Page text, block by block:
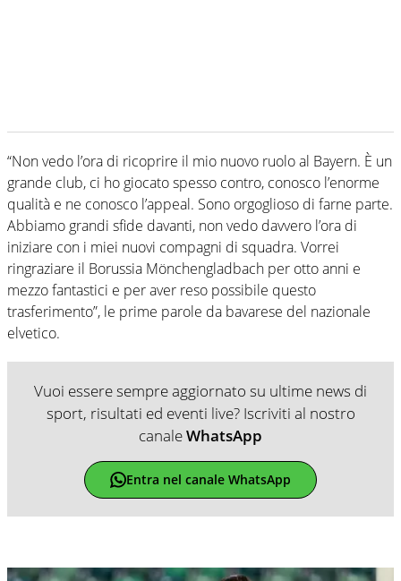
“Non vedo l’ora di ricoprire il mio nuovo ruolo al Bayern. È un
grande club, ci ho giocato spesso contro, conosco l’enorme
qualità e ne conosco l’appeal. Sono orgoglioso di farne parte.
Abbiamo grandi sfide davanti, non vedo davvero l’ora di
iniziare con i miei nuovi compagni di squadra. Vorrei
ringraziare il Borussia Mönchengladbach per otto anni e
mezzo fantastici e per aver reso possibile questo
trasferimento”, le prime parole da bavarese del nazionale
elvetico.
Vuoi essere sempre aggiornato su ultime news di
sport, risultati ed eventi live? Iscriviti al nostro
canaleWhatsApp
Entra nel canale WhatsApp